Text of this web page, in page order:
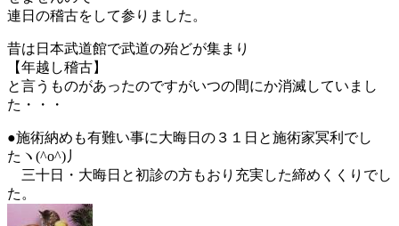
連日の稽古をして参りました。
昔は日本武道館で武道の殆どが集まり
【年越し稽古】
と言うものがあったのですがいつの間にか消滅していまし
た・・・
●施術納めも有難い事に大晦日の３１日と施術家冥利でし
たヽ(^o^)丿
三十日・大晦日と初診の方もおり充実した締めくくりでし
た。